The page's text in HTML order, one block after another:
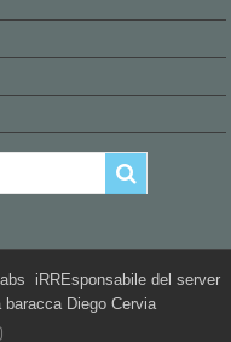
iRREsponsabile del server
Diego Cervia